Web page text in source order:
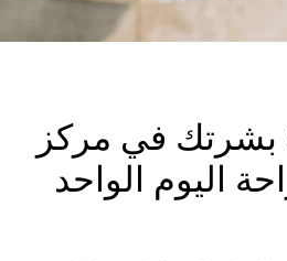
بشرتك في مركز
اليوم الواحد